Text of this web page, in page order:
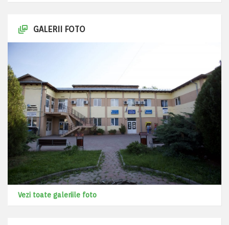
GALERII FOTO
Vezi toate galeriile foto